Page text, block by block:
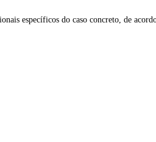
específicos do caso concreto, de